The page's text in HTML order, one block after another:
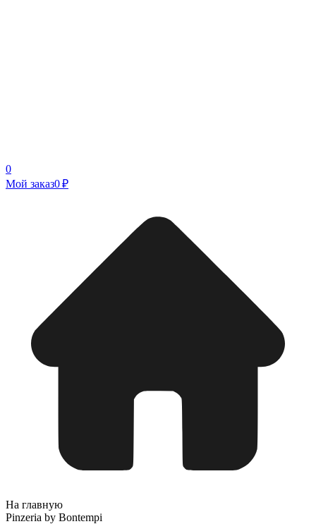
0
Мой заказ0 ₽
На главную
Pinzeria by Bontempi